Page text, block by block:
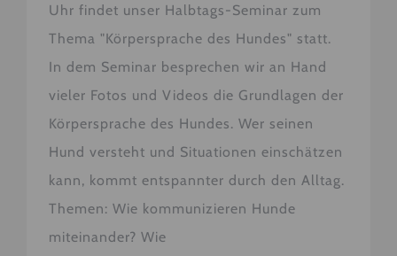
Uhr findet unser Halbtags-Seminar zum
Thema "Körpersprache des Hundes" statt.
In dem Seminar besprechen wir an Hand
vieler Fotos und Videos die Grundlagen der
Körpersprache des Hundes. Wer seinen
Hund versteht und Situationen einschätzen
kann, kommt entspannter durch den Alltag.
Themen: Wie kommunizieren Hunde
miteinander? Wie